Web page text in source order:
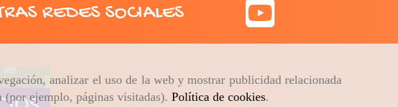
analizar el uso de la web y mostrar publicidad relacionada
(por ejemplo, páginas visitadas). Política de cookies.
REDES SOCIALES